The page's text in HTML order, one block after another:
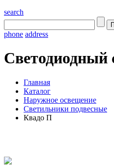
search
phone address
Светодиодный
Главная
Каталог
Наружное освещение
Светильники подвесные
Квадо П